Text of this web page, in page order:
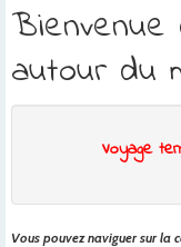
autour du
Voyage
Vous pouvez naviguer sur la